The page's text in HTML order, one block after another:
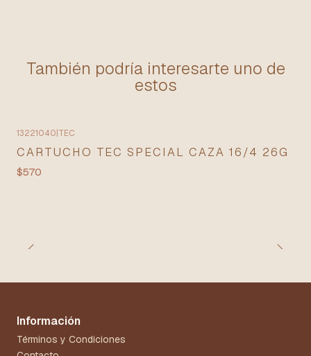
También podría interesarte uno de
estos
13221040 TEC
CARTUCHO TEC SPECIAL CAZA 16/4 26G
$570
Información
Términos y Condiciones